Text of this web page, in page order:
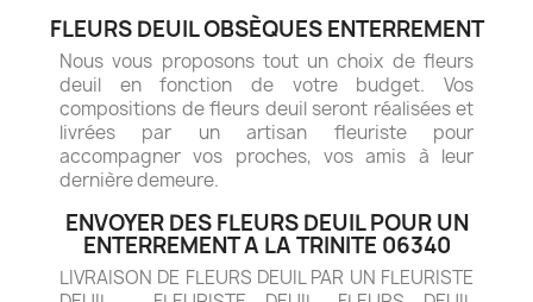
FLEURS DEUIL OBSÈQUES ENTERREMENT
Nous vous proposons tout un choix de fleurs
deuil en fonction de votre budget. Vos
compositions de fleurs deuil seront réalisées et
livrées par un artisan fleuriste pour
accompagner vos proches, vos amis à leur
dernière demeure.
ENVOYER DES FLEURS DEUIL POUR UN
ENTERREMENT A LA TRINITE 06340
LIVRAISON DE FLEURS DEUIL PAR UN FLEURISTE